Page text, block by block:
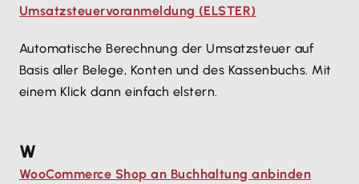
Umsatzsteuervoranmeldung (ELSTER)
Automatische Berechnung der Umsatzsteuer auf
Basis aller Belege, Konten und des Kassenbuchs. Mit
einem Klick dann einfach elstern.
W
WooCommerce Shop an Buchhaltung anbinden